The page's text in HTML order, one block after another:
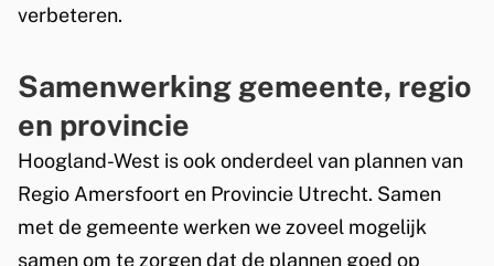
verbeteren.
Samenwerking gemeente, regio
en provincie
Hoogland-West is ook onderdeel van plannen van
Regio Amersfoort en Provincie Utrecht. Samen
met de gemeente werken we zoveel mogelijk
samen om te zorgen dat de plannen goed op